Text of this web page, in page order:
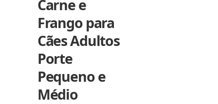
Carne e
Frango para
Cães Adultos
Porte
Pequeno e
Médio